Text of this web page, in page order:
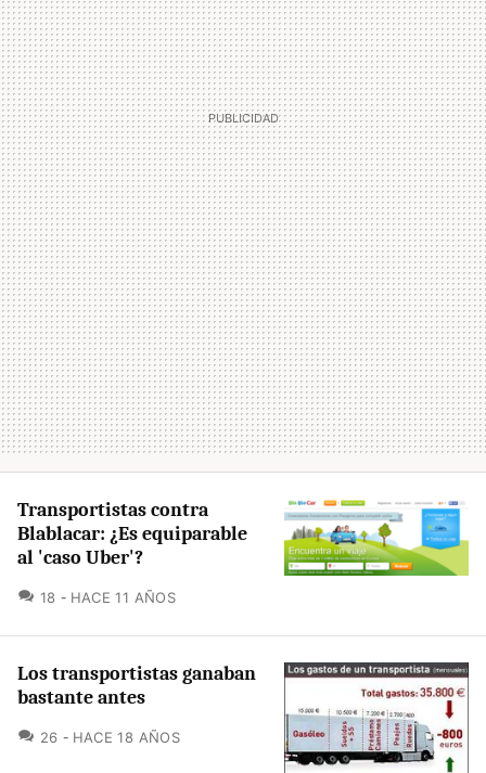
Transportistas contra
Blablacar: ¿Es equiparable
al 'caso Uber'?
18 COMENTARIOS
HACE 11 AÑOS
Los transportistas ganaban
bastante antes
26 COMENTARIOS
HACE 18 AÑOS